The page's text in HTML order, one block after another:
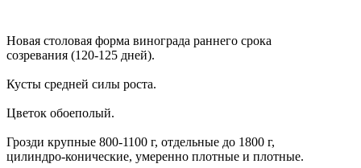
Новая столовая форма винограда раннего срока
созревания (120-125 дней).
Кусты средней силы роста.
Цветок обоеполый.
Грозди крупные 800-1100 г, отдельные до 1800 г,
цилиндро-конические, умеренно плотные и плотные.